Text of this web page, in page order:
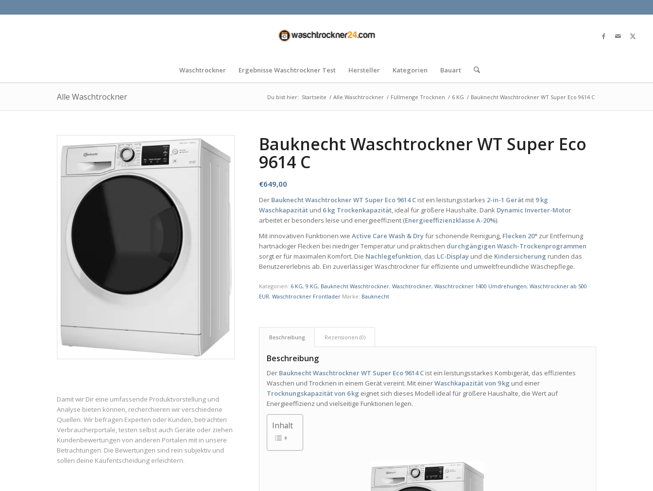
Waschtrockner Ergebnisse Waschtrockner Test Hersteller Kategorien Bauart
Alle Waschtrockner Du bist hier: Startseite / Alle Waschtrockner / Füllmenge Trocknen / 6 KG / Bauknecht Waschtrockner WT Super Eco 9614 C
Damit wir Dir eine umfassende Produktvorstellung und
Analyse bieten können, recherchieren wir verschiedene
Quellen. Wir befragen Experten oder Kunden, betrachten
Verbraucherportale, testen selbst auch Geräte oder ziehen
Kundenbewertungen von anderen Portalen mit in unsere
Betrachtungen. Die Bewertungen sind rein subjektiv und
sollen deine Kaufentscheidung erleichtern.
Bauknecht Waschtrockner WT Super Eco
9614 C
€649,00
Der Bauknecht Waschtrockner WT Super Eco 9614 C ist ein leistungsstarkes 2-in-1 Gerät mit 9 kg
Waschkapazität und 6 kg Trockenkapazität, ideal für größere Haushalte. Dank Dynamic Inverter-Motor
arbeitet er besonders leise und energieeffizient (Energieeffizienzklasse A-20%).
Mit innovativen Funktionen wieActive Care Wash & Dryfür schonende Reinigung, Flecken 20° zur Entfernung
hartnäckiger Flecken bei niedriger Temperatur und praktischen durchgängigen Wasch-Trockenprogrammen
sorgt er für maximalen Komfort. Die Nachlegefunktion, das LC-Display und die Kindersicherung runden das
Benutzererlebnis ab. Ein zuverlässiger Waschtrockner für effiziente und umweltfreundliche Wäschepflege.
Kategorien: 6 KG,9 KG, Bauknecht Waschtrockner,Waschtrockner,Waschtrockner 1400 Umdrehungen,Waschtrockner ab 500
EUR,Waschtrockner Frontlader Marke: Bauknecht
Beschreibung Rezensionen (0)
Beschreibung
Der Bauknecht Waschtrockner WT Super Eco 9614 C ist ein leistungsstarkes Kombigerät, das effizientes
Waschen und Trocknen in einem Gerät vereint. Mit einerWaschkapazität von 9 kg und einer
Trocknungskapazität von 6 kg eignet sich dieses Modell ideal für größere Haushalte, die Wert auf
Energieeffizienz und vielseitige Funktionen legen.
Inhalt